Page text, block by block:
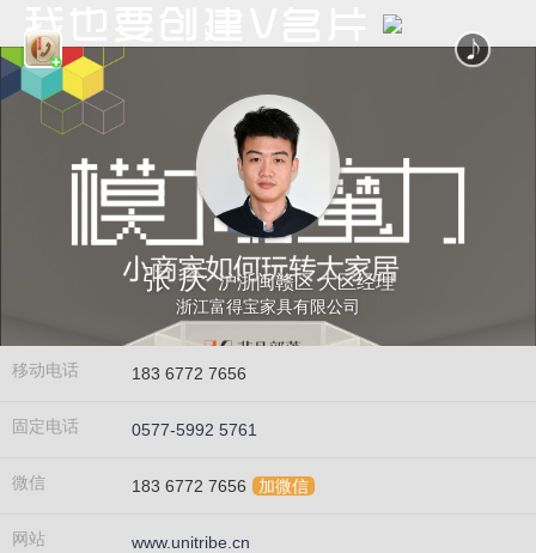
张 庆 沪浙闽赣区 大区经理
浙江富得宝家具有限公司
移动电话 183 6772 7656
固定电话 0577-5992 5761
微信 183 6772 7656 加微信
网站 www.unitribe.cn